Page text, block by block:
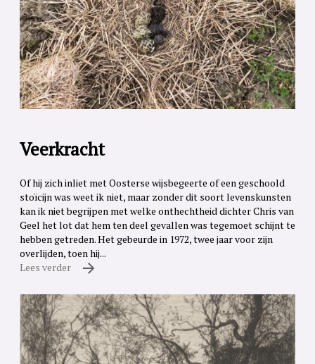
Veerkracht
Of hij zich inliet met Oosterse wijsbegeerte of een geschoold
stoïcijn was weet ik niet, maar zonder dit soort levenskunsten
kan ik niet begrijpen met welke onthechtheid dichter Chris van
Geel het lot dat hem ten deel gevallen was tegemoet schijnt te
hebben getreden. Het gebeurde in 1972, twee jaar voor zijn
overlijden, toen hij...
Lees verder